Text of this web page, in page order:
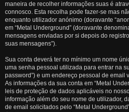
maneira de recolher informações suas é
connosco. Esta recolha pode fazer-se mas
enquanto utilizador anónimo (doravante
em “Metal Underground” (doravante
mensagens enviadas por si depois do
suas mensagens”).
Sua conta deverá ter no mínimo um nome
uma senha pessoal utilizada para entrar na
password”) e um endereço pessoal de email
As informações da sua conta em “Metal
leis de proteção de dados aplicáveis no
informação além do seu nome de utilizador,
de email solicitados pelo “Metal